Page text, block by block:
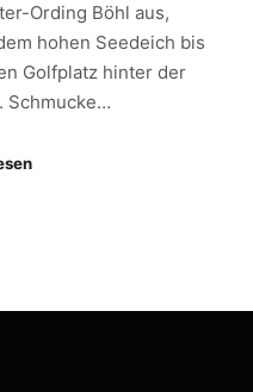
Ording Böhl aus,
hohen Seedeich bis
Golfplatz hinter der
Schmucke…